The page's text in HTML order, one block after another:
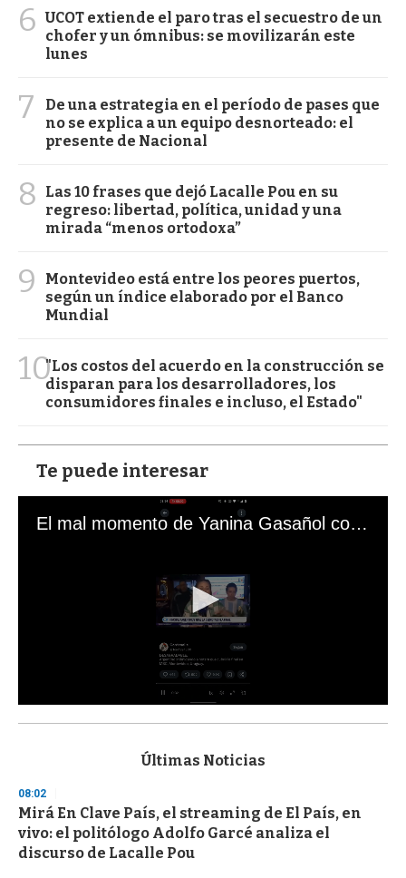
6 UCOT extiende el paro tras el secuestro de un
chofer y un ómnibus: se movilizarán este
lunes
7
De una estrategia en el período de pases que
no se explica a un equipo desnorteado: el
presente de Nacional
8
Las 10 frases que dejó Lacalle Pou en su
regreso: libertad, política, unidad y una
mirada “menos ortodoxa”
9
Montevideo está entre los peores puertos,
según un índice elaborado por el Banco
Mundial
10"Los costos del acuerdo en la construcción se
disparan para los desarrolladores, los
consumidores finales e incluso, el Estado"
Te puede interesar
El mal momento de Yanina Gasañol con un hincha argentino en "Subrayado"
s
d
s
o
f
3
Últimas Noticias
08:02
Mirá En Clave País, el streaming de El País, en
vivo: el politólogo Adolfo Garcé analiza el
discurso de Lacalle Pou